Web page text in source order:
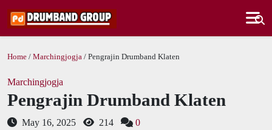
Home / Marchingjogja / Pengrajin Drumband Klaten
Marchingjogja
Pengrajin Drumband Klaten
May 16, 2025 214 0